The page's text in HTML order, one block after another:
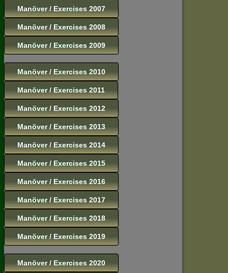
Manöver / Exercises 2007
Manöver / Exercises 2008
Manöver / Exercises 2009
Manöver / Exercises 2010
Manöver / Exercises 2011
Manöver / Exercises 2012
Manöver / Exercises 2013
Manöver / Exercises 2014
Manöver / Exercises 2015
Manöver / Exercises 2016
Manöver / Exercises 2017
Manöver / Exercises 2018
Manöver / Exercises 2019
Manöver / Exercises 2020